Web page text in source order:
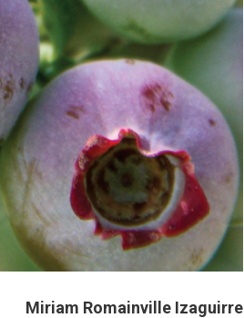
Miriam Romainville Izaguirre